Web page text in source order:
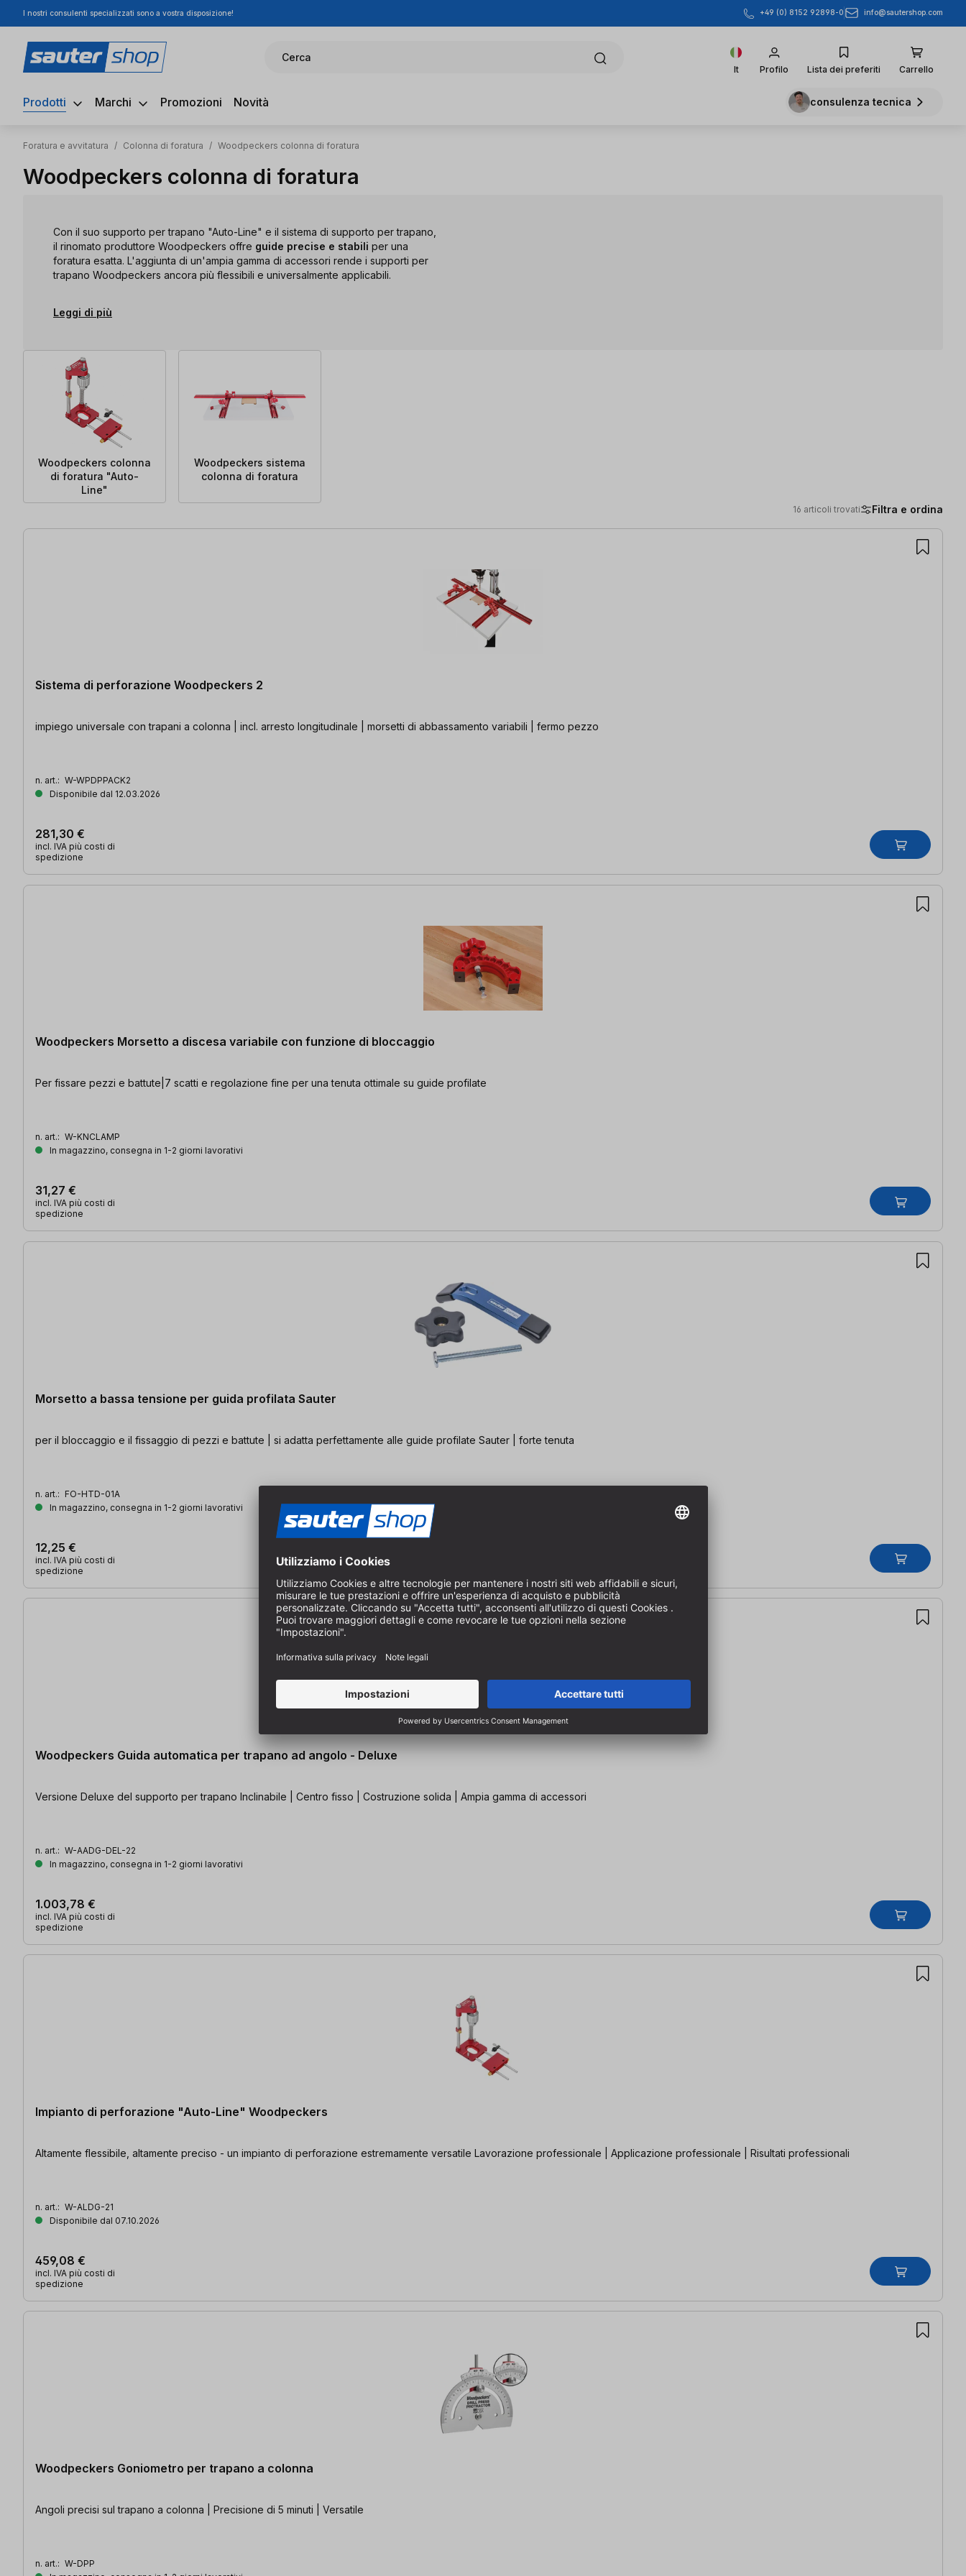
al contenuto principale
Salta alla ricerca
Passa alla navigazione principale
I nostri consulenti specializzati sono a vostra disposizione! +49 (0) 8152 92898-0 info@sautershop.com
Cerca
It Profilo Lista dei preferiti Carrello
Prodotti Marchi Promozioni Novità consulenza tecnica
Foratura e avvitatura / Colonna di foratura / Woodpeckers colonna di foratura
Woodpeckers colonna di foratura
Con il suo supporto per trapano "Auto-Line" e il sistema di supporto per trapano,
il rinomato produttore Woodpeckers offre guide precise e stabili per una
foratura esatta. L'aggiunta di un'ampia gamma di accessori rende i supporti per
trapano Woodpeckers ancora più flessibili e universalmente applicabili.
Leggi di più
Woodpeckers colonna
di foratura "Auto-
Line"
Woodpeckers sistema
colonna di foratura
16 articoli trovati Filtra e ordina
16 articoli trovati
Sistema di perforazione Woodpeckers 2
impiego universale con trapani a colonna | incl. arresto longitudinale | morsetti di abbassamento variabili | fermo pezzo
n. art.: W-WPDPPACK2
Disponibile dal 12.03.2026
281,30 €
incl. IVA più costi di
spedizione
Woodpeckers Morsetto a discesa variabile con funzione di bloccaggio
Per fissare pezzi e battute|7 scatti e regolazione fine per una tenuta ottimale su guide profilate
n. art.: W-KNCLAMP
In magazzino, consegna in 1-2 giorni lavorativi
31,27 €
incl. IVA più costi di
spedizione
Morsetto a bassa tensione per guida profilata Sauter
per il bloccaggio e il fissaggio di pezzi e battute | si adatta perfettamente alle guide profilate Sauter | forte tenuta
n. art.: FO-HTD-01A
In magazzino, consegna in 1-2 giorni lavorativi
12,25 €
incl. IVA più costi di
spedizione
Woodpeckers Guida automatica per trapano ad angolo - Deluxe
Versione Deluxe del supporto per trapano Inclinabile | Centro fisso | Costruzione solida | Ampia gamma di accessori
n. art.: W-AADG-DEL-22
In magazzino, consegna in 1-2 giorni lavorativi
1.003,78 €
incl. IVA più costi di
spedizione
Impianto di perforazione "Auto-Line" Woodpeckers
Altamente flessibile, altamente preciso - un impianto di perforazione estremamente versatile Lavorazione professionale | Applicazione professionale | Risultati professionali
n. art.: W-ALDG-21
Disponibile dal 07.10.2026
459,08 €
incl. IVA più costi di
spedizione
Woodpeckers Goniometro per trapano a colonna
Angoli precisi sul trapano a colonna | Precisione di 5 minuti | Versatile
n. art.: W-DPP